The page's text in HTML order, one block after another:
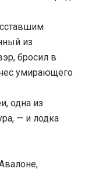
из
бросил в
умирающего
одна из
— и лодка